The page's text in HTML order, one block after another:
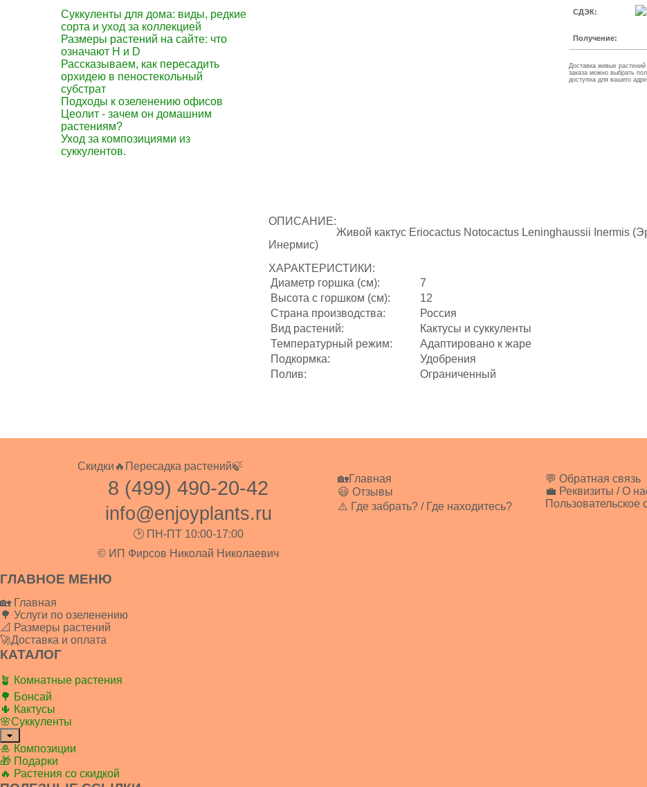
Суккуленты для дома: виды, редкие
сорта и уход за коллекцией
Размеры растений на сайте: что
означают H и D
Рассказываем, как пересадить
орхидею в пеностекольный
субстрат
Подходы к озеленению офисов
Цеолит - зачем он домашним
растениям?
Уход за композициями из
суккулентов.
СДЭК:
Получение:
Доставка живых
заказа можно выбрать
доступна для вашего
ОПИСАНИЕ:
Живой кактус Eriocactus Notocactus Leninghaussii Inermis
Инермис)
ХАРАКТЕРИСТИКИ:
Диаметр горшка (см):
7
Высота с горшком (см):
12
Страна производства:
Россия
Вид растений:
Кактусы и суккуленты
Температурный режим:
Адаптировано к жаре
Подкормка:
Удобрения
Полив:
Ограниченный
Скидки🔥 Пересадка растений🍃
8 (499) 490-20-42
info@enjoyplants.ru
🕑 ПН-ПТ 10:00-17:00
© ИП Фирсов Николай Николаевич
🏡Главная
😃 Отзывы
⚠️ Где забрать? / Где находитесь?
💬 Обратная связь
💼 Реквизиты / О
Пользовательское
ГЛАВНОЕ МЕНЮ
🏡 Главная
🌳 Услуги по озеленению
📐 Размеры растений
🚀Доставка и оплата
КАТАЛОГ
🪴 Комнатные растения
🌳 Бонсай
🌵 Кактусы
🌸Суккуленты
🎍 Композиции
🎁 Подарки
🔥 Растения со скидкой